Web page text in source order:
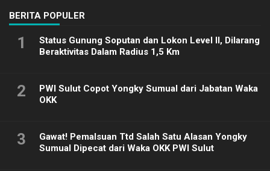
BERITA POPULER
1
Status Gunung Soputan dan Lokon Level II, Dilarang
Beraktivitas Dalam Radius 1,5 Km
2
PWI Sulut Copot Yongky Sumual dari Jabatan Waka
OKK
3
Gawat! Pemalsuan Ttd Salah Satu Alasan Yongky
Sumual Dipecat dari Waka OKK PWI Sulut